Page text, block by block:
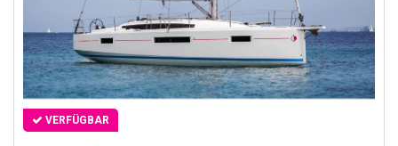
VERFÜGBAR